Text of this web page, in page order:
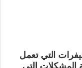
التي تعمل
المشكلات التي